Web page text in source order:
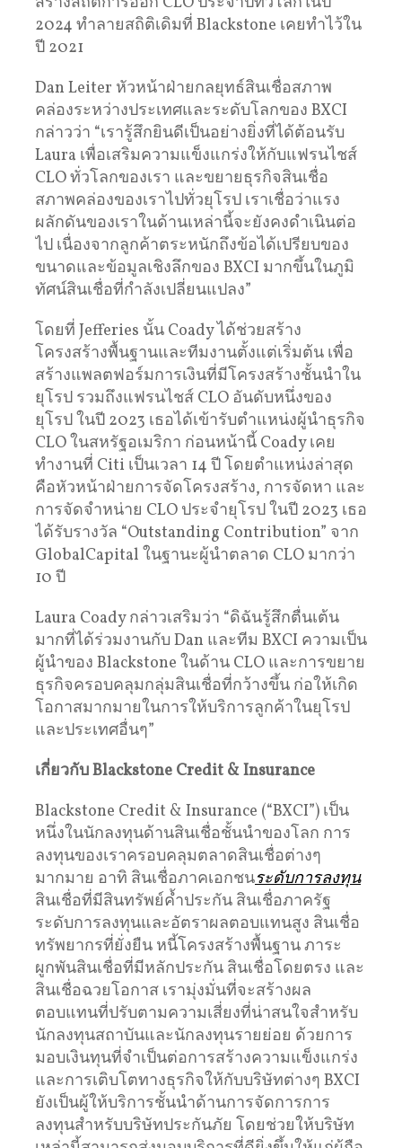
2024 ทำลายสถิติเดิมที่ Blackstone เคยทำไว้ใน
ปี 2021
Dan Leiter หัวหน้าฝ่ายกลยุทธ์สินเชื่อสภาพ
คล่องระหว่างประเทศและระดับโลกของ BXCI
กล่าวว่า “เรารู้สึกยินดีเป็นอย่างยิ่งที่ได้ต้อนรับ
Laura เพื่อเสริมความแข็งแกร่งให้กับแฟรนไชส์ ​​
CLO ทั่วโลกของเรา และขยายธุรกิจสินเชื่อ
สภาพคล่องของเราไปทั่วยุโรป เราเชื่อว่าแรง
ผลักดันของเราในด้านเหล่านี้จะยังคงดำเนินต่อ
ไป เนื่องจากลูกค้าตระหนักถึงข้อได้เปรียบของ
ขนาดและข้อมูลเชิงลึกของ BXCI มากขึ้นในภูมิ
ทัศน์สินเชื่อที่กำลังเปลี่ยนแปลง”
โดยที่ Jefferies นั้น Coady ได้ช่วยสร้าง
โครงสร้างพื้นฐานและทีมงานตั้งแต่เริ่มต้น เพื่อ
สร้างแพลตฟอร์มการเงินที่มีโครงสร้างชั้นนำใน
ยุโรป รวมถึงแฟรนไชส์ ​​CLO อันดับหนึ่งของ
ยุโรป ในปี 2023 เธอได้เข้ารับตำแหน่งผู้นำธุรกิจ
CLO ในสหรัฐอเมริกา ก่อนหน้านี้ Coady เคย
ทำงานที่ Citi เป็นเวลา 14 ปี โดยตำแหน่งล่าสุด
คือหัวหน้าฝ่ายการจัดโครงสร้าง, การจัดหา และ
การจัดจำหน่าย CLO ประจำยุโรป ในปี 2023 เธอ
ได้รับรางวัล “Outstanding Contribution” จาก
GlobalCapital ในฐานะผู้นำตลาด CLO มากว่า
10 ปี
Laura Coady กล่าวเสริมว่า “ดิฉันรู้สึกตื่นเต้น
มากที่ได้ร่วมงานกับ Dan และทีม BXCI ความเป็น
ผู้นำของ Blackstone ในด้าน CLO และการขยาย
ธุรกิจครอบคลุมกลุ่มสินเชื่อที่กว้างขึ้น ก่อให้เกิด
โอกาสมากมายในการให้บริการลูกค้าในยุโรป
และประเทศอื่นๆ”
เกี่ยวกับBlackstone Credit & Insurance
Blackstone Credit & Insurance (“BXCI”) เป็น
หนึ่งในนักลงทุนด้านสินเชื่อชั้นนำของโลก การ
ลงทุนของเราครอบคลุมตลาดสินเชื่อต่างๆ
มากมาย อาทิ สินเชื่อภาคเอกชนระดับการลงทุน
สินเชื่อที่มีสินทรัพย์ค้ำประกัน สินเชื่อภาครัฐ
ระดับการลงทุนและอัตราผลตอบแทนสูง สินเชื่อ
ทรัพยากรที่ยั่งยืน หนี้โครงสร้างพื้นฐาน ภาระ
ผูกพันสินเชื่อที่มีหลักประกัน สินเชื่อโดยตรง และ
สินเชื่อฉวยโอกาส เรามุ่งมั่นที่จะสร้างผล
ตอบแทนที่ปรับตามความเสี่ยงที่น่าสนใจสำหรับ
นักลงทุนสถาบันและนักลงทุนรายย่อย ด้วยการ
มอบเงินทุนที่จำเป็นต่อการสร้างความแข็งแกร่ง
และการเติบโตทางธุรกิจให้กับบริษัทต่างๆ BXCI
ยังเป็นผู้ให้บริการชั้นนำด้านการจัดการการ
ลงทุนสำหรับบริษัทประกันภัย โดยช่วยให้บริษัท